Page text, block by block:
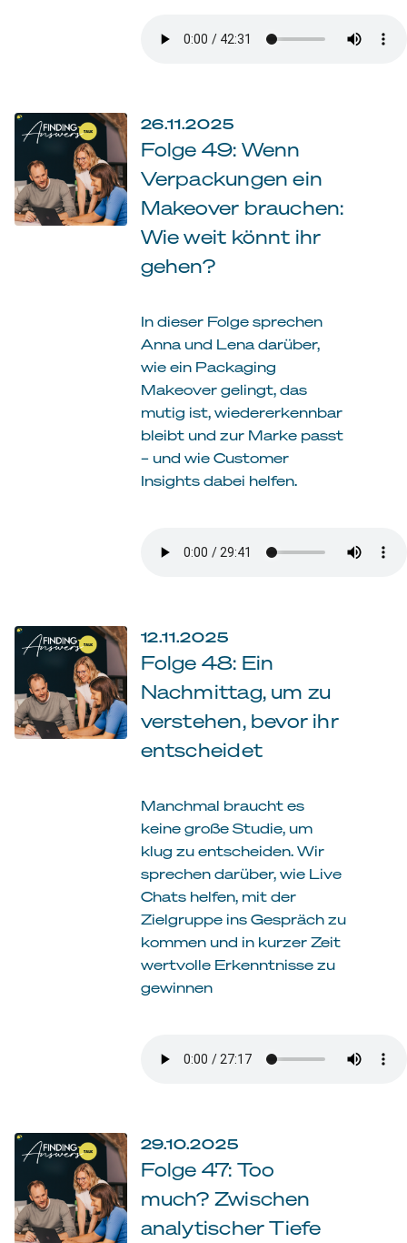
26.11.2025
Folge 49: Wenn
Verpackungen ein
Makeover brauchen:
Wie weit könnt ihr
gehen?
In dieser Folge sprechen
Anna und Lena darüber,
wie ein Packaging
Makeover gelingt, das
mutig ist, wiedererkennbar
bleibt und zur Marke passt
– und wie Customer
Insights dabei helfen.
12.11.2025
Folge 48: Ein
Nachmittag, um zu
verstehen, bevor ihr
entscheidet
Manchmal braucht es
keine große Studie, um
klug zu entscheiden. Wir
sprechen darüber, wie Live
Chats helfen, mit der
Zielgruppe ins Gespräch zu
kommen und in kurzer Zeit
wertvolle Erkenntnisse zu
gewinnen
29.10.2025
Folge 47: Too
much? Zwischen
analytischer Tiefe